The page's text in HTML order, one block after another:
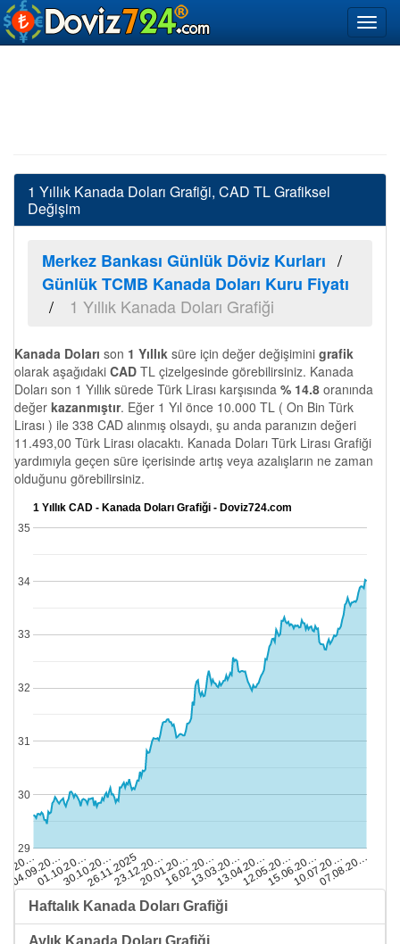
1 Yıllık Kanada Doları Grafiği, CAD TL Grafiksel
Değişim
Merkez Bankası Günlük Döviz Kurları
Günlük TCMB Kanada Doları Kuru Fiyatı
1 Yıllık Kanada Doları Grafiği
Kanada Doları son 1 Yıllık süre için değer değişimini grafik
olarak aşağıdaki CAD TL çizelgesinde görebilirsiniz. Kanada
Doları son 1 Yıllık sürede Türk Lirası karşısında % 14.8 oranında
değer kazanmıştır. Eğer 1 Yıl önce 10.000 TL ( On Bin Türk
Lirası ) ile 338 CAD alınmış olsaydı, şu anda paranızın değeri
11.493,00 Türk Lirası olacaktı. Kanada Doları Türk Lirası Grafiği
yardımıyla geçen süre içerisinde artış veya azalışların ne zaman
olduğunu görebilirsiniz.
1 Yıllık CAD - Kanada Doları Grafiği - Doviz724.com
04.09.20…
01.10.20…30.10.20…
26.11.202523.12.20…20.01.20…16.02.20…13.03.20…13.04.20…12.05.20…15.06.20…10.07.20…
07.08.20…
29
30
31
32
33
34
35
Haftalık Kanada Doları Grafiği
Aylık Kanada Doları Grafiği